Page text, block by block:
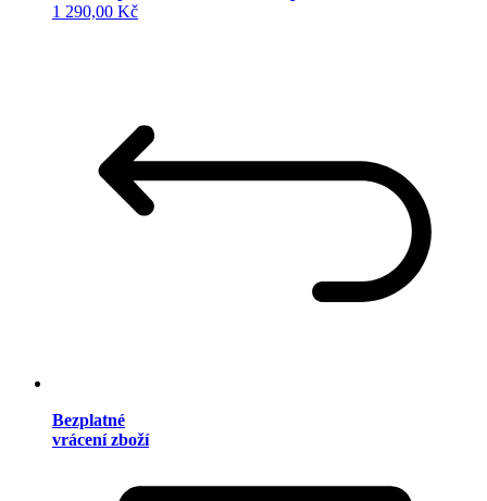
1 290,00 Kč
Bezplatné
vrácení zboží